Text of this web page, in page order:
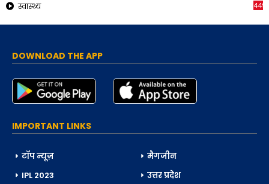
स्वास्थ्य 449
DOWNLOAD THE APP
IMPORTANT LINKS
टॉप न्यूज़
मैगजीन
IPL 2023
उत्तर प्रदेश